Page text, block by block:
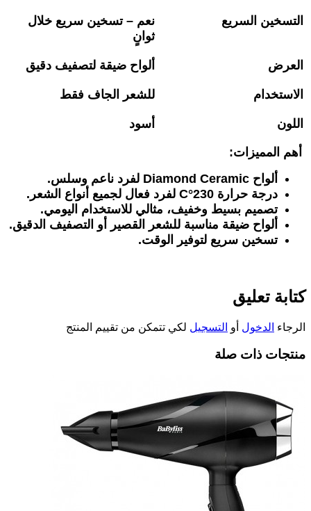
التسخين السريع
نعم – تسخين سريع خلال
ثوانٍ
العرض ألواح ضيقة لتصفيف دقيق
الاستخدام للشعر الجاف فقط
اللون أسود
أهم المميزات:
ألواح
لفرد ناعم وسلس.
درجة حرارة 230
°C لفرد فعال لجميع أنواع الشعر .
تصميم بسيط وخفيف، مثالي للاستخدام اليومي.
ألواح ضيقة مناسبة للشعر القصير أو التصفيف الدقيق.
تسخين سريع لتوفير الوقت.
كتابة تعليق
الرجاء الدخول أو التسجيل لكي تتمكن من تقييم المنتج
منتجات ذات صلة